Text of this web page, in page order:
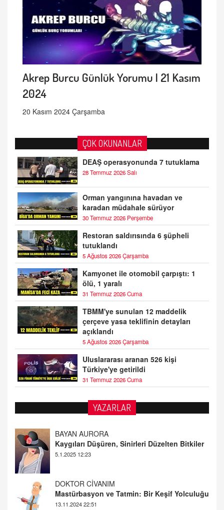
Akrep Burcu Günlük Yorumu | 21 Kasım
2024
20 Kasım 2024 Çarşamba
ÇOK OKUNANLAR
DEAŞ operasyonunda 7 tutuklama
28 Temmuz 2026 Salı
Orman yangınına havadan ve
karadan müdahale sürüyor
30 Temmuz 2026 Perşembe
Restoran saldırısında 6 şüpheli
tutuklandı
5 Ağustos 2026 Çarşamba
Kamyonet ile otomobil çarpıştı: 1
ölü, 1 yaralı
31 Temmuz 2026 Cuma
TBMM'ye sunulan 12 maddelik
çerçeve yasa teklifinin detayları
açıklandı
5 Ağustos 2026 Çarşamba
Uluslararası aranan 526 kişi
Türkiye'ye getirildi
31 Temmuz 2026 Cuma
YAZARLAR
DOKTOR CİVANIM
Mastürbasyon ve Tatmin: Bir Keşif Yolculuğu
13.11.2024 22:51
ALİ EFENDİ
Adana At Yarışı Tahminleri | 21 Aralık
Cumartesi